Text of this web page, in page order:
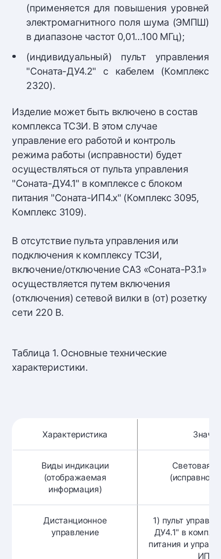
(применяется для повышения уровней
электромагнитного поля шума (ЭМПШ)
в диапазоне частот 0,01…100 МГц);
(индивидуальный) пульт управления
"Соната-ДУ4.2" с кабелем (Комплекс
2320).
Изделие может быть включено в состав
комплекса ТСЗИ. В этом случае
управление его работой и контроль
режима работы (исправности) будет
осуществляться от пульта управления
"Соната-ДУ4.1" в комплексе с блоком
питания "Соната-ИП4.х" (Комплекс 3095,
Комплекс 3109).
В отсутствие пульта управления или
подключения к комплексу ТСЗИ,
включение/отключение САЗ «Соната-Р3.1»
осуществляется путем включения
(отключения) сетевой вилки в (от) розетку
сети 220 В.
Таблица 1. Основные технические
характеристики.
Характеристика
Виды индикации
(отображаемая
информация)
Световая,
Дистанционное
управление
1) пульт
ДУ4.1" в
питания и